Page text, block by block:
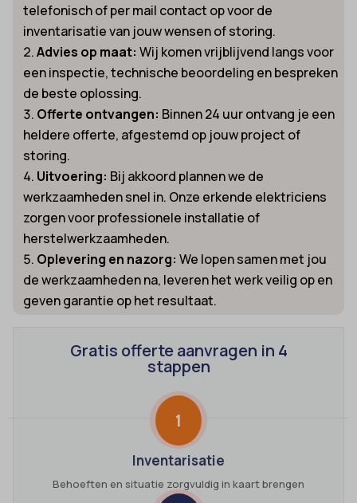
telefonisch of per mail contact op voor de
inventarisatie van jouw wensen of storing.
Advies op maat: Wij komen vrijblijvend langs voor
een inspectie, technische beoordeling en bespreken
de beste oplossing.
Offerte ontvangen: Binnen 24 uur ontvang je een
heldere offerte, afgestemd op jouw project of
storing.
Uitvoering: Bij akkoord plannen we de
werkzaamheden snel in. Onze erkende elektriciens
zorgen voor professionele installatie of
herstelwerkzaamheden.
Oplevering en nazorg: We lopen samen met jou
de werkzaamheden na, leveren het werk veilig op en
geven garantie op het resultaat.
Gratis offerte aanvragen in 4
stappen
1
Inventarisatie
Behoeften en situatie zorgvuldig in kaart brengen